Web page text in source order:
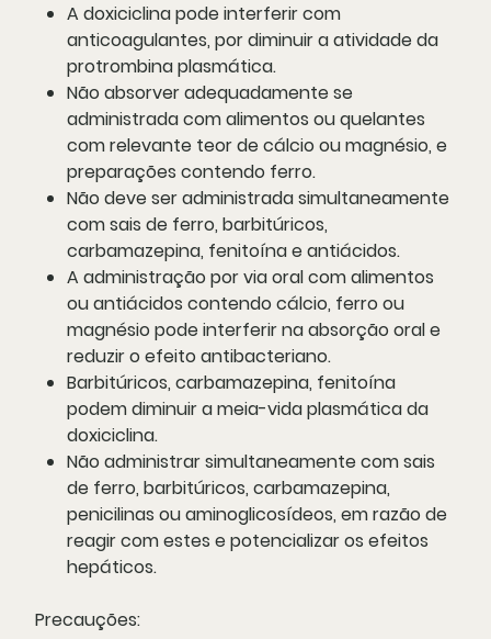
A doxiciclina pode interferir com
anticoagulantes, por diminuir a atividade da
protrombina plasmática.
Não absorver adequadamente se
administrada com alimentos ou quelantes
com relevante teor de cálcio ou magnésio, e
preparações contendo ferro.
Não deve ser administrada simultaneamente
com sais de ferro, barbitúricos,
carbamazepina, fenitoína e antiácidos.
A administração por via oral com alimentos
ou antiácidos contendo cálcio, ferro ou
magnésio pode interferir na absorção oral e
reduzir o efeito antibacteriano.
Barbitúricos, carbamazepina, fenitoína
podem diminuir a meia-vida plasmática da
doxiciclina.
Não administrar simultaneamente com sais
de ferro, barbitúricos, carbamazepina,
penicilinas ou aminoglicosídeos, em razão de
reagir com estes e potencializar os efeitos
hepáticos.
Precauções: